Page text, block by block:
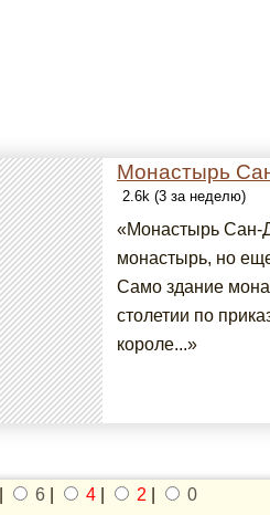
Монастырь
2.6k (3 за неделю)
«Монастырь Сан-
монастырь, но
Само здание
столетии по
короле...»
6| 4| 2
0